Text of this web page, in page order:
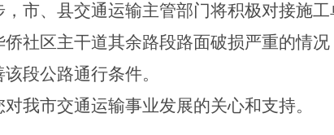
， 市、 县交通运输主管部门将积极对接施
侨社区主干道其余路段路面破损严重的情
段公路通行条件。
对我市交通运输事业发展的关心和支持。